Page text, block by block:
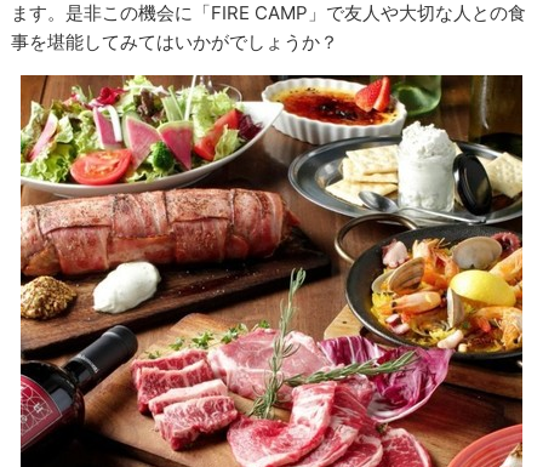
ます。是非この機会に「FIRE CAMP」で友人や大切な人との食
事を堪能してみてはいかがでしょうか？